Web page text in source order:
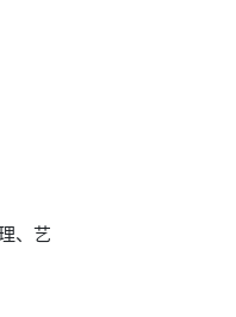
、艺